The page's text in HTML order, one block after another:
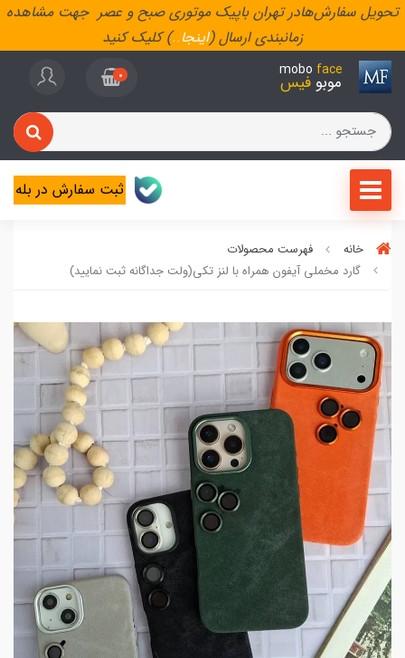
تحویل سفارش‌هادر تهران باپیک موتوری صبح و عصر جهت مشاهده
زمانبندی ارسال (اینجا..) کلیک کنید
mobo face
موبو فیس 0
ثبت سفارش در بله
خانه
فهرست محصولات
گارد مخملی آیفون همراه با لنز تکی(ولت جداگانه ثبت نمایید)